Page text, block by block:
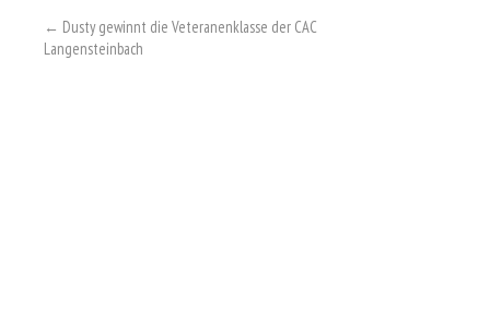
← Dusty gewinnt die Veteranenklasse der CAC
Langensteinbach